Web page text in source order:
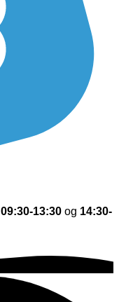
09:30-13:30 og 14:30-